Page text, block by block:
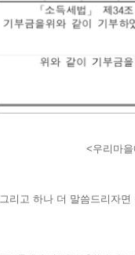
<우리마
그리고 하나 더 말씀드리자